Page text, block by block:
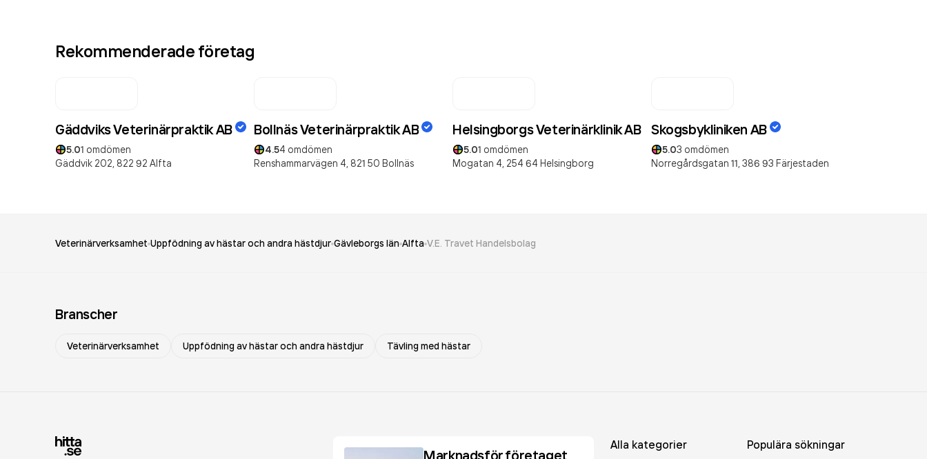
Rekommenderade företag
Gäddviks Veterinärpraktik AB
5.01 omdömen
Gäddvik 202, 822 92 Alfta
Bollnäs Veterinärpraktik AB
4.54 omdömen
Renshammarvägen 4, 821 50 Bollnäs
Helsingborgs Veterinärklinik AB
5.01 omdömen
Mogatan 4, 254 64 Helsingborg
Skogsbykliniken AB
5.03 omdömen
Norregårdsgatan 11, 386 93 Färjestaden
Veterinärverksamhet Uppfödning av hästar och andra hästdjur Gävleborgs län Alfta V.E. Travet Handelsbolag
Branscher
Veterinärverksamhet Uppfödning av hästar och andra hästdjur Tävling med hästar
Marknadsför företaget
Alla kategorier Populära sökningar